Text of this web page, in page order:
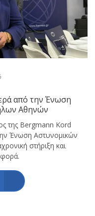
από την Ένωση
Αθηνών
της Bergmann Kord
Ένωση Αστυνομικών
στήριξη και